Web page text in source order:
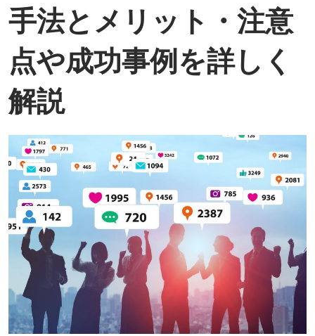
た
む
手法とメリット・注意
点や成功事例を詳しく
解説